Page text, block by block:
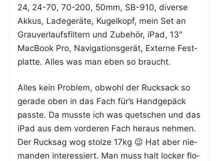
24, 24-70, 70-200, 50mm, SB-910, diver­se
Akkus, Lade­ge­rä­te, Kugel­kopf, mein Set an
Grau­ver­laufs­fil­tern und Zube­hör, iPad, 13″
Mac­Book Pro, Navi­ga­ti­ons­ge­rät, Exter­ne Fest­
plat­te. Alles was man eben so braucht.
Alles kein Pro­blem, obwohl der Ruck­sack so
gera­de oben in das Fach für’s Hand­ge­päck
pass­te. Da muss­te ich was quet­schen und das
iPad aus dem vor­de­ren Fach her­aus neh­men.
Der Ruck­sag wog stol­ze 17kg 😉 Hat aber nie­
man­den inter­es­siert. Man muss halt locker flo­